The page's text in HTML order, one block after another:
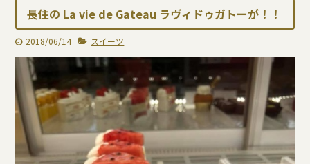
長住の La vie de Gateau ラヴィドゥガトーが！！
2018/06/14 スイーツ